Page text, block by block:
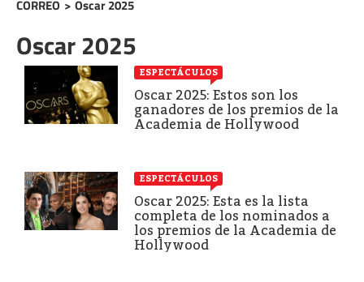
CORREO > Oscar 2025
Oscar 2025
ESPECTÁCULOS
Oscar 2025: Estos son los
ganadores de los premios de la
Academia de Hollywood
ESPECTÁCULOS
Oscar 2025: Esta es la lista
completa de los nominados a
los premios de la Academia de
Hollywood